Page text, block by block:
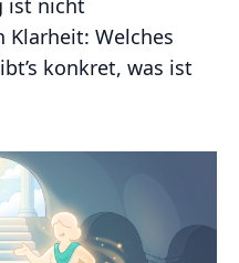
ist nicht
Welches
konkret, was ist